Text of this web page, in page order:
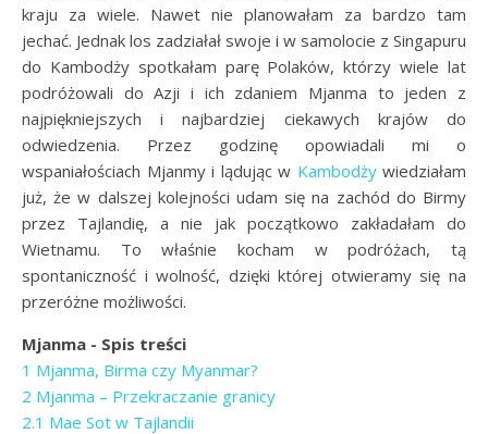
kraju za wiele. Nawet nie planowałam za bardzo tam
jechać. Jednak los zadziałał swoje i w samolocie z Singapuru
do Kambodży spotkałam parę Polaków, którzy wiele lat
podróżowali do Azji i ich zdaniem Mjanma to jeden z
najpiękniejszych i najbardziej ciekawych krajów do
odwiedzenia. Przez godzinę opowiadali mi o
wspaniałościach Mjanmy i lądując w Kambodżywiedziałam
już, że w dalszej kolejności udam się na zachód do Birmy
przez Tajlandię, a nie jak początkowo zakładałam do
Wietnamu. To właśnie kocham w podróżach, tą
spontaniczność i wolność, dzięki której otwieramy się na
przeróżne możliwości.
Mjanma - Spis treści
1 Mjanma, Birma czy Myanmar?
2 Mjanma – Przekraczanie granicy
2.1 Mae Sot w Tajlandii